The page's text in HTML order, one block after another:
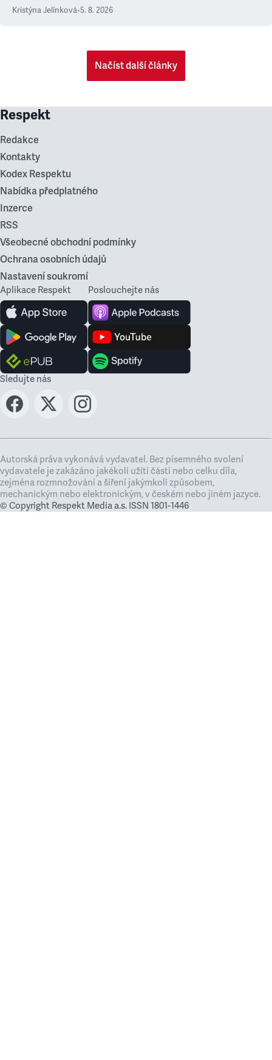
Kristýna Jelínková•5. 8. 2026
Načíst další články
Respekt
Redakce
Kontakty
Kodex Respektu
Nabídka předplatného
Inzerce
RSS
Všeobecné obchodní podmínky
Ochrana osobních údajů
Nastavení soukromí
Aplikace Respekt Poslouchejte nás
Sledujte nás
Autorská práva vykonává vydavatel. Bez písemného svolení
vydavatele je zakázáno jakékoli užití částí nebo celku díla,
zejména rozmnožování a šíření jakýmkoli způsobem,
mechanickým nebo elektronickým, v českém nebo jiném jazyce.
© Copyright Respekt Media a.s. ISSN 1801-1446